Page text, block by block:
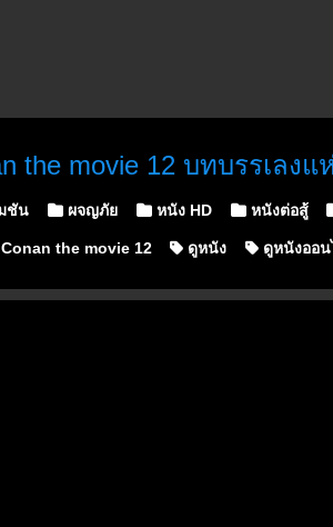
the movie 12 บทบรรเลงแ
ชัน ผจญภัย หนัง HD หนังต่อสู้
the movie 12 ดูหนัง ดูหนังออ